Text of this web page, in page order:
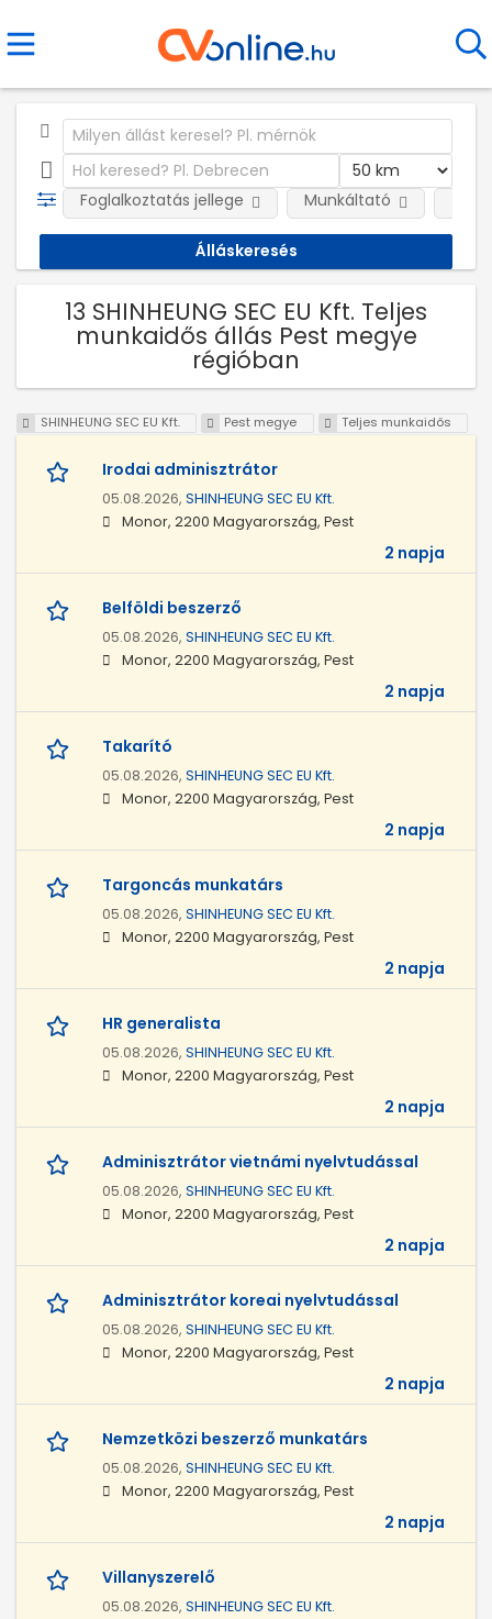
Foglalkoztatás jellege Munkáltató
13 SHINHEUNG SEC EU Kft. Teljes
munkaidős állás Pest megye
régióban
SHINHEUNG SEC EU Kft. Pest megye Teljes munkaidős
Irodai adminisztrátor
05.08.2026, SHINHEUNG SEC EU Kft.
Monor, 2200 Magyarország, Pest
2 napja
Belföldi beszerző
05.08.2026, SHINHEUNG SEC EU Kft.
Monor, 2200 Magyarország, Pest
2 napja
Takarító
05.08.2026, SHINHEUNG SEC EU Kft.
Monor, 2200 Magyarország, Pest
2 napja
Targoncás munkatárs
05.08.2026, SHINHEUNG SEC EU Kft.
Monor, 2200 Magyarország, Pest
2 napja
HR generalista
05.08.2026, SHINHEUNG SEC EU Kft.
Monor, 2200 Magyarország, Pest
2 napja
Adminisztrátor vietnámi nyelvtudással
05.08.2026, SHINHEUNG SEC EU Kft.
Monor, 2200 Magyarország, Pest
2 napja
Adminisztrátor koreai nyelvtudással
05.08.2026, SHINHEUNG SEC EU Kft.
Monor, 2200 Magyarország, Pest
2 napja
Nemzetközi beszerző munkatárs
05.08.2026, SHINHEUNG SEC EU Kft.
Monor, 2200 Magyarország, Pest
2 napja
Villanyszerelő
05.08.2026, SHINHEUNG SEC EU Kft.